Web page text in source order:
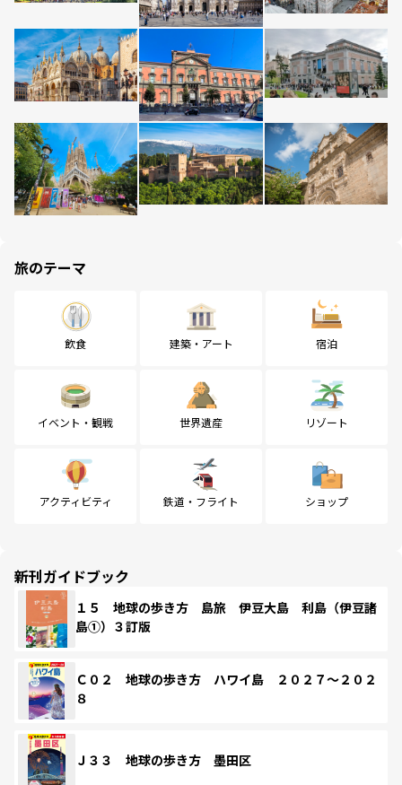
旅のテーマ
飲食 建築・アート 宿泊
イベント・観戦 世界遺産 リゾート
アクティビティ 鉄道・フライト ショップ
新刊ガイドブック
１５ 地球の歩き方 島旅 伊豆大島 利島（伊豆諸
島①）３訂版
Ｃ０２ 地球の歩き方 ハワイ島 ２０２７～２０２
８
Ｊ３３ 地球の歩き方 墨田区